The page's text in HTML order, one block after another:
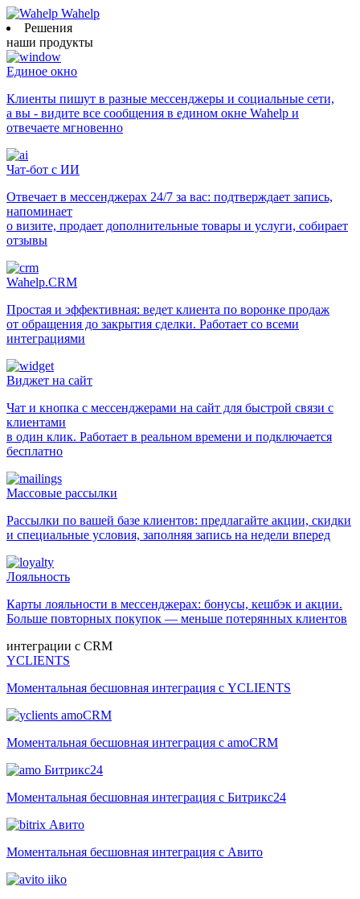
Wahelp
Решения
наши продукты
Единое окно
Клиенты пишут в разные мессенджеры и социальные сети,
а вы - видите все сообщения в едином окне Wahelp и
отвечаете мгновенно
Чат-бот с ИИ
Отвечает в мессенджерах 24/7 за вас: подтверждает запись,
напоминает
о визите, продает дополнительные товары и услуги, собирает
отзывы
Wahelp.CRM
Простая и эффективная: ведет клиента по воронке продаж
от обращения до закрытия сделки. Работает со всеми
интеграциями
Виджет на сайт
Чат и кнопка с мессенджерами на сайт для быстрой связи с
клиентами
в один клик. Работает в реальном времени и подключается
бесплатно
Массовые рассылки
Рассылки по вашей базе клиентов: предлагайте акции, скидки
и специальные условия, заполняя запись на недели вперед
Лояльность
Карты лояльности в мессенджерах: бонусы, кешбэк и акции.
Больше повторных покупок — меньше потерянных клиентов
интеграции с CRM
YCLIENTS
Моментальная бесшовная интеграция с YCLIENTS
amoCRM
Моментальная бесшовная интеграция с amoCRM
Битрикс24
Моментальная бесшовная интеграция с Битрикс24
Авито
Моментальная бесшовная интеграция с Авито
iiko